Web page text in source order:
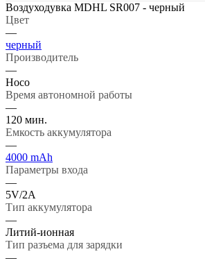
Воздуходувка MDHL SR007 - черный
Цвет
—
черный
Производитель
—
Hoco
Время автономной работы
—
120 мин.
Емкость аккумулятора
—
4000 mAh
Параметры входа
—
5V/2А
Тип аккумулятора
—
Литий-ионная
Тип разъема для зарядки
—